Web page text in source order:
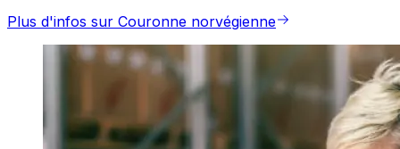
Plus d'infos sur Couronne norvégienne